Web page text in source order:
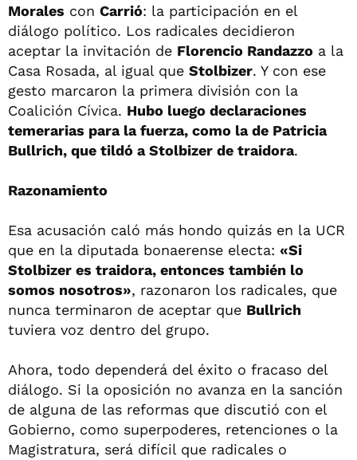
Morales con Carrió: la participación en el
diálogo político. Los radicales decidieron
aceptar la invitación de Florencio Randazzo a la
Casa Rosada, al igual que Stolbizer. Y con ese
gesto marcaron la primera división con la
Coalición Cívica. Hubo luego declaraciones
temerarias para la fuerza, como la de Patricia
Bullrich, que tildó a Stolbizer de traidora.
Razonamiento
Esa acusación caló más hondo quizás en la UCR
que en la diputada bonaerense electa: «Si
Stolbizer es traidora, entonces también lo
somos nosotros», razonaron los radicales, que
nunca terminaron de aceptar que Bullrich
tuviera voz dentro del grupo.
Ahora, todo dependerá del éxito o fracaso del
diálogo. Si la oposición no avanza en la sanción
de alguna de las reformas que discutió con el
Gobierno, como superpoderes, retenciones o la
Magistratura, será difícil que radicales o